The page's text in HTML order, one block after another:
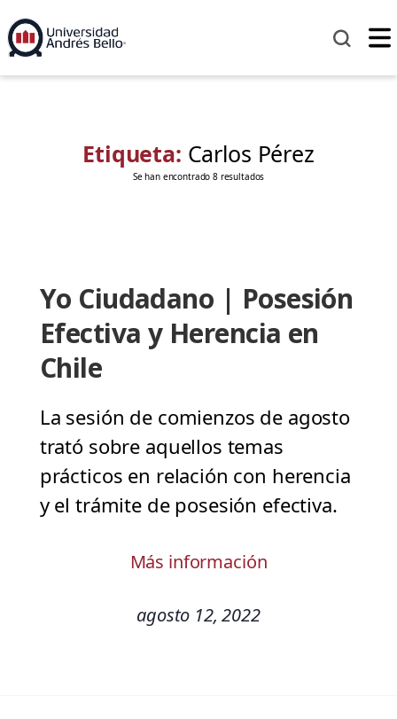
Etiqueta: Carlos Pérez
Se han encontrado 8 resultados
Yo Ciudadano | Posesión
Efectiva y Herencia en
Chile
La sesión de comienzos de agosto
trató sobre aquellos temas
prácticos en relación con herencia
y el trámite de posesión efectiva.
Más información
agosto 12, 2022